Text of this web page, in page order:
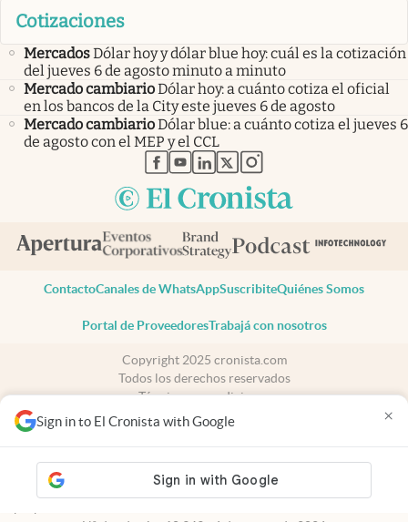
Sign in to El Cronista with Google ×
Cotizaciones
MercadosDólar hoy y dólar blue hoy: cuál es la cotización
del jueves 6 de agosto minuto a minuto
Mercado cambiarioDólar hoy: a cuánto cotiza el oficial
en los bancos de la City este jueves 6 de agosto
Mercado cambiarioDólar blue: a cuánto cotiza el jueves 6
de agosto con el MEP y el CCL
abre en nueva pestaña
abre en nueva pestaña
abre en nueva pestaña
abre en nueva pestaña
abre en nueva pestaña
ContactoCanales de WhatsAppSuscribiteQuiénes Somos
Portal de ProveedoresTrabajá con nosotros
Copyright 2025 cronista.com
Todos los derechos reservados
Términos y condiciones
Privacidad
Consentimiento
cronista.com
es propiedad de El Cronista Comercial S.A Registro de